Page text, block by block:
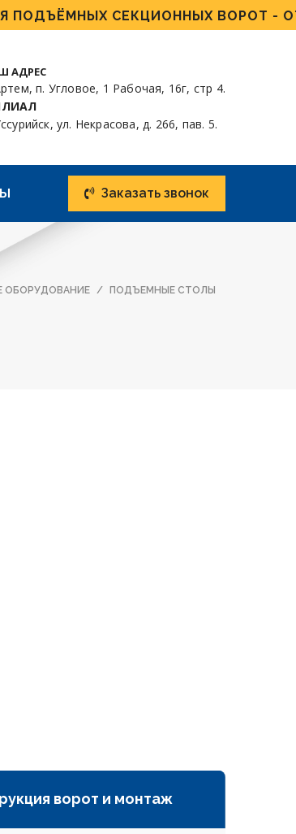
СЕКЦИОННЫХ ВОРОТ - ОТ 4
АДРЕС
п. Угловое, 1 Рабочая, 16г, стр 4.
ул. Некрасова, д. 266, пав. 5.
Заказать звонок
ОБОРУДОВАНИЕ ПОДЪЕМНЫЕ СТОЛЫ
ворот и монтаж